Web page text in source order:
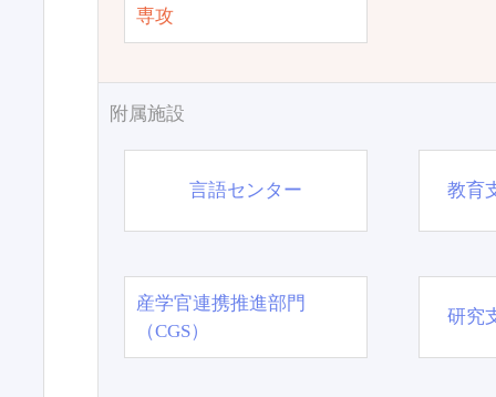
専攻
附属施設
言語センター 教育
産学官連携推進部門
（CGS）
研究